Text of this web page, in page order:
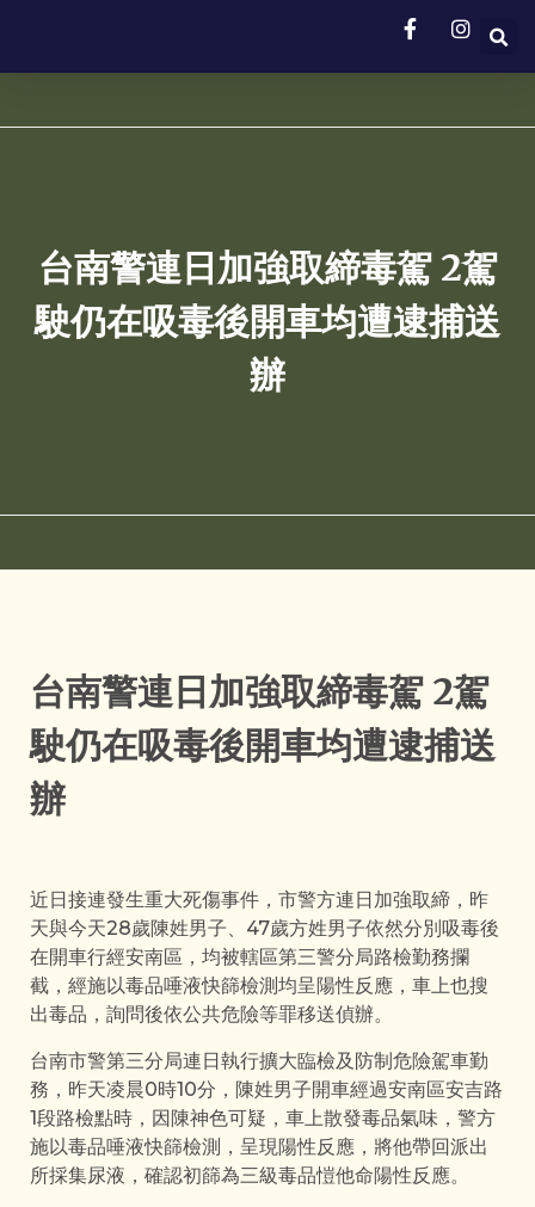
台南警連日加強取締毒駕 2駕
駛仍在吸毒後開車均遭逮捕送
辦
台南警連日加強取締毒駕 2駕
駛仍在吸毒後開車均遭逮捕送
辦
近日接連發生重大死傷事件，市警方連日加強取締，昨
天與今天28歲陳姓男子、47歲方姓男子依然分別吸毒後
在開車行經安南區，均被轄區第三警分局路檢勤務攔
截，經施以毒品唾液快篩檢測均呈陽性反應，車上也搜
出毒品，詢問後依公共危險等罪移送偵辦。
台南市警第三分局連日執行擴大臨檢及防制危險駕車勤
務，昨天凌晨0時10分，陳姓男子開車經過安南區安吉路
1段路檢點時，因陳神色可疑，車上散發毒品氣味，警方
施以毒品唾液快篩檢測，呈現陽性反應，將他帶回派出
所採集尿液，確認初篩為三級毒品愷他命陽性反應。